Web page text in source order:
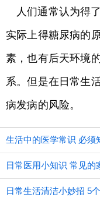
人们通常认为得
实际上得糖尿病的
素，也有后天环境
系。但是在日常生
病发病的风险。
生活中的医学常识 必须
日常医用小知识 常见的
日常生活清洁小妙招 5